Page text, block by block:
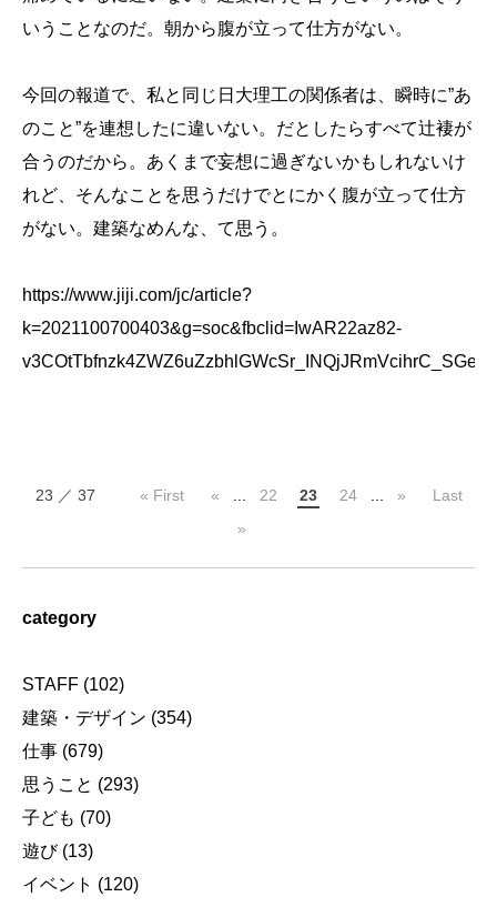
いうことなのだ。朝から腹が立って仕方がない。
今回の報道で、私と同じ日大理工の関係者は、瞬時に”あ
のこと”を連想したに違いない。だとしたらすべて辻褄が
合うのだから。あくまで妄想に過ぎないかもしれないけ
れど、そんなことを思うだけでとにかく腹が立って仕方
がない。建築なめんな、て思う。
https://www.jiji.com/jc/article?
k=2021100700403&g=soc&fbclid=IwAR22az82-
23 ／ 37 « First « 22 23 24 »
Last
»
category
STAFF (102)
建築・デザイン (354)
仕事 (679)
思うこと (293)
子ども (70)
遊び(13)
イベント (120)